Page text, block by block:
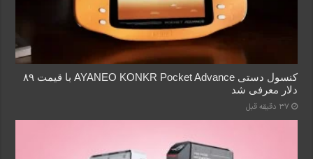
کنسول دستی AYANEO KONKR Pocket Advance با قیمت ۸۹
دلار معرفی شد
37 دقیقه قبل